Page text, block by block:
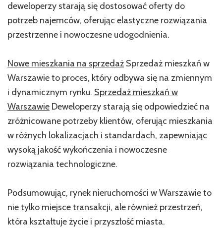
deweloperzy starają się dostosować oferty do
potrzeb najemców, oferując elastyczne rozwiązania
przestrzenne i nowoczesne udogodnienia.
Nowe mieszkania na sprzedaż Sprzedaż mieszkań w
Warszawie to proces, który odbywa się na zmiennym
i dynamicznym rynku. Sprzedaż mieszkań w
Warszawie Deweloperzy starają się odpowiedzieć na
zróżnicowane potrzeby klientów, oferując mieszkania
w różnych lokalizacjach i standardach, zapewniając
wysoką jakość wykończenia i nowoczesne
rozwiązania technologiczne.
Podsumowując, rynek nieruchomości w Warszawie to
nie tylko miejsce transakcji, ale również przestrzeń,
która kształtuje życie i przyszłość miasta.